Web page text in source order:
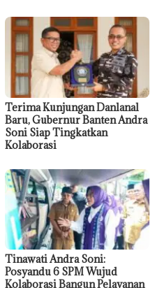
Terima Kunjungan Danlanal
Baru, Gubernur Banten Andra
Soni Siap Tingkatkan
Kolaborasi
Tinawati Andra Soni:
Posyandu 6 SPM Wujud
Kolaborasi Bangun Pelayanan